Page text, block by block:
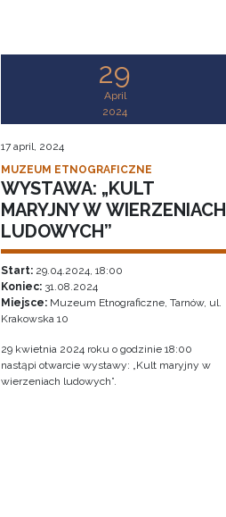
29
April
2024
17 april, 2024
MUZEUM ETNOGRAFICZNE
WYSTAWA: „KULT
MARYJNY W WIERZENIACH
LUDOWYCH”
Start:29.04.2024, 18:00
Koniec:31.08.2024
Miejsce:Muzeum Etnograficzne, Tarnów, ul.
Krakowska 10
29 kwietnia 2024 roku o godzinie 18:00
nastąpi otwarcie wystawy: „Kult maryjny w
wierzeniach ludowych”.